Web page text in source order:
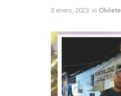
3 enero, 2023 in Chilete